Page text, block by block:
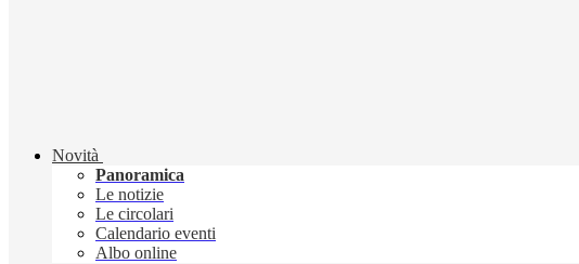
Novità
Panoramica
Le notizie
Le circolari
Calendario eventi
Albo online